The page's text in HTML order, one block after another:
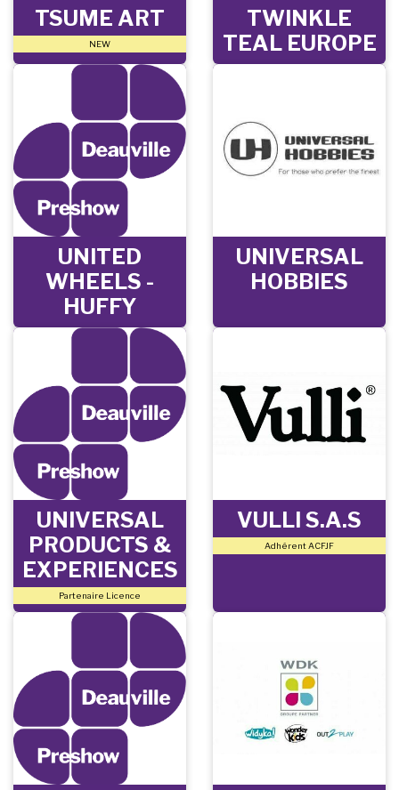
TSUME ART
NEW
TWINKLE
TEAL EUROPE
UNITED
WHEELS -
HUFFY
UNIVERSAL
HOBBIES
UNIVERSAL
PRODUCTS &
EXPERIENCES
Partenaire Licence
VULLI S.A.S
Adhérent ACFJF